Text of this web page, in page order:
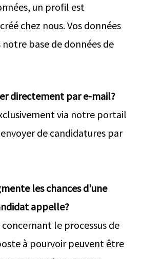
un profil est
chez nous. Vos données
base de données de
directement par e-mail?
via notre portail
de candidatures par
les chances d'une
appelle?
le processus de
à pourvoir peuvent être